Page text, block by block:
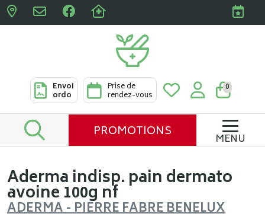
Pharmacies Clabots &
Envoi
ordo
Prise de
rendez-vous
0
PROMOTIONS MENU
Aderma indisp. pain dermato
avoine 100g nf
ADERMA - PIERRE FABRE BENELUX